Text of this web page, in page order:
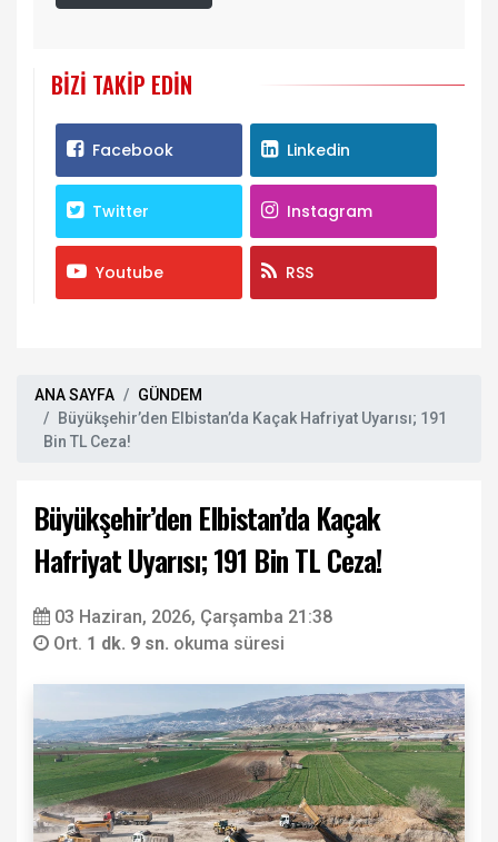
BIZI TAKIP EDIN
Facebook Linkedin
Twitter Instagram
Youtube RSS
ANA SAYFA
GÜNDEM
Büyükşehir’den Elbistan’da Kaçak Hafriyat Uyarısı; 191
Bin TL Ceza!
Büyükşehir’den Elbistan’da Kaçak
Hafriyat Uyarısı; 191 Bin TL Ceza!
03 Haziran, 2026, Çarşamba 21:38
Ort. 1 dk. 9 sn. okuma süresi